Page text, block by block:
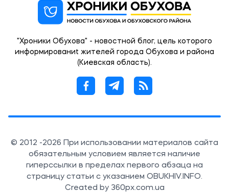
"Хроники Обухова" - новостной блог, цель которого
информированиt жителей города Обухова и района
(Киевская область).
© 2012 -2026 При использовании материалов сайта
обязательным условием является наличие
гиперссылки в пределах первого абзаца на
страницу статьи с указанием OBUKHIV.INFO.
Created by 360px.com.ua